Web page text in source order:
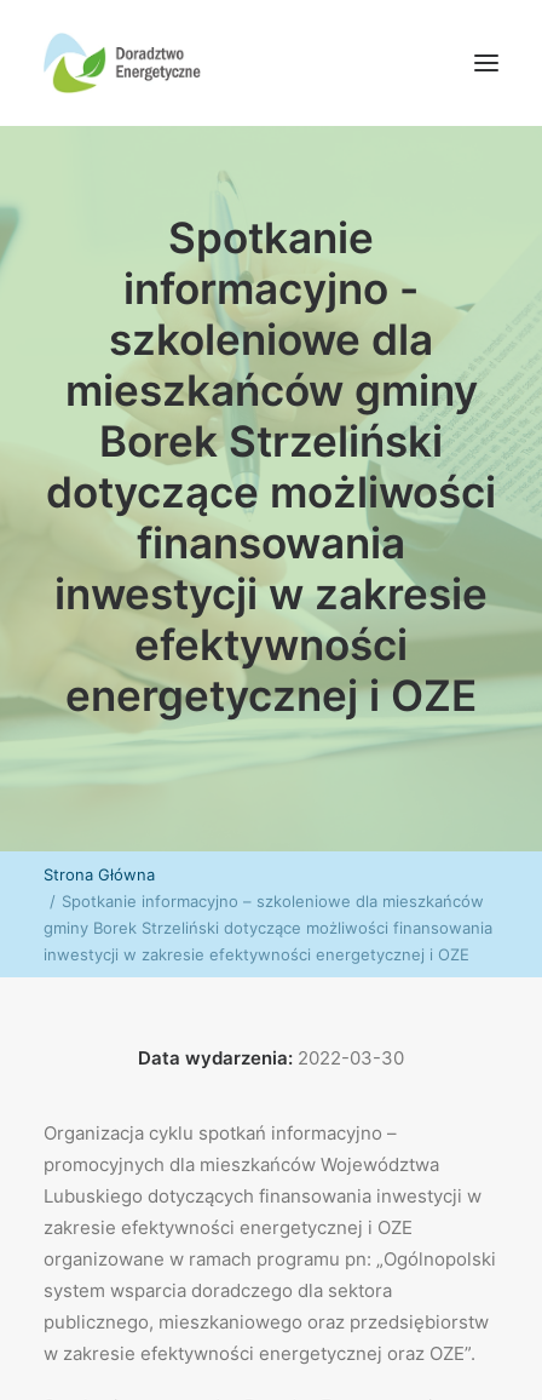
Wydarzenia
Oferta finansowania
Media
Kontakt
Wyszukiwanie
Spotkanie
informacyjno -
szkoleniowe dla
mieszkańców gminy
Borek Strzeliński
dotyczące możliwości
finansowania
inwestycji w zakresie
efektywności
energetycznej i OZE
Strona Główna
Spotkanie informacyjno – szkoleniowe dla mieszkańców
gminy Borek Strzeliński dotyczące możliwości finansowania
inwestycji w zakresie efektywności energetycznej i OZE
Data wydarzenia: 2022-03-30
Organizacja cyklu spotkań informacyjno –
promocyjnych dla mieszkańców Województwa
Lubuskiego dotyczących finansowania inwestycji w
zakresie efektywności energetycznej i OZE
organizowane w ramach programu pn: „Ogólnopolski
system wsparcia doradczego dla sektora
publicznego, mieszkaniowego oraz przedsiębiorstw
w zakresie efektywności energetycznej oraz OZE”.